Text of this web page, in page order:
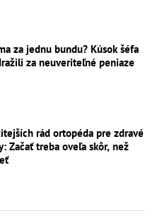
za jednu bundu? Kúsok šéfa
za neuveriteľné peniaze
rád ortopéda pre zdravé
Začať treba oveľa skôr, než